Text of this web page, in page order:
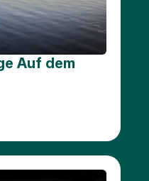
Auf dem